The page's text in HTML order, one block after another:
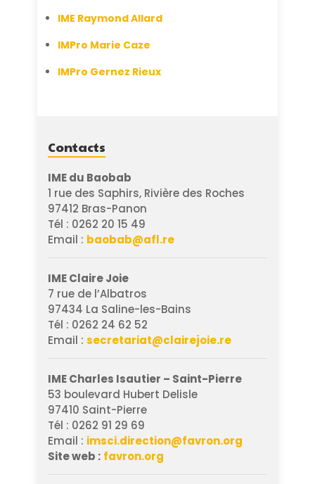
IME Raymond Allard
IMPro Marie Caze
IMPro Gernez Rieux
Contacts
IME du Baobab
1 rue des Saphirs, Rivière des Roches
97412 Bras-Panon
Tél : 0262 20 15 49
Email : baobab@afl.re
IME Claire Joie
7 rue de l’Albatros
97434 La Saline-les-Bains
Tél : 0262 24 62 52
Email : secretariat@clairejoie.re
IME Charles Isautier – Saint-Pierre
53 boulevard Hubert Delisle
97410 Saint-Pierre
Tél : 0262 91 29 69
Email : imsci.direction@favron.org
Site web : favron.org